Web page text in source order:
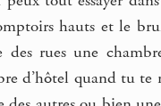
hauts et le
des rues une
d’hôtel quand tu te